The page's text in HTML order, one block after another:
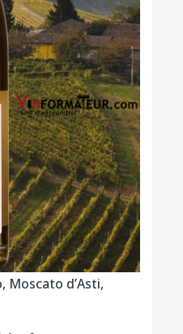
Moscato d’Asti,